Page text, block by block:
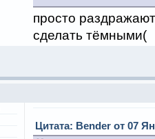
просто
сделать тёмными(
Цитата: Bender от 07